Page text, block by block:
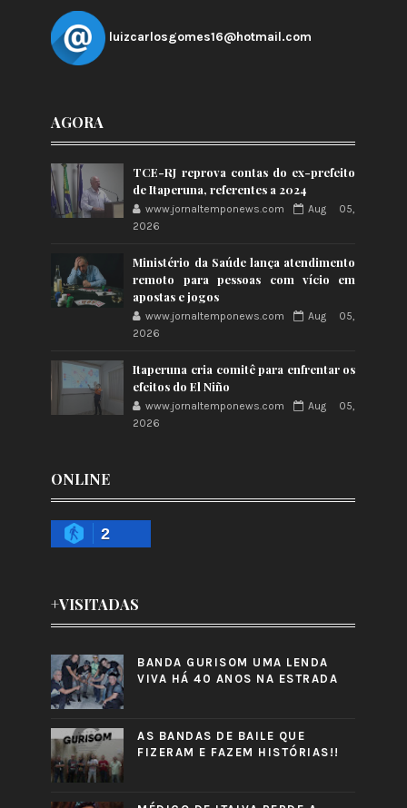
luizcarlosgomes16@hotmail.com
AGORA
TCE-RJ reprova contas do ex-prefeito
de Itaperuna, referentes a 2024
www.jornaltemponews.com
Aug 05,
2026
Ministério da Saúde lança atendimento
remoto para pessoas com vício em
apostas e jogos
www.jornaltemponews.com
Aug 05,
2026
Itaperuna cria comitê para enfrentar os
efeitos do El Niño
www.jornaltemponews.com
Aug 05,
2026
ONLINE
2
+VISITADAS
BANDA GURISOM UMA LENDA
VIVA HÁ 40 ANOS NA ESTRADA
AS BANDAS DE BAILE QUE
FIZERAM E FAZEM HISTÓRIAS!!